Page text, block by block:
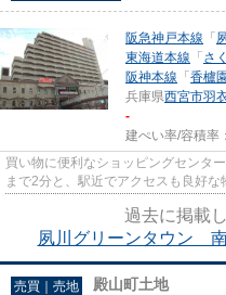
阪急神戸本線 「
東海道本線 「さ
阪神本線 「香櫨
兵庫県西宮市羽
-
建ぺい率/容積率：
買い物に便利なショッピングセンタ
まで2分と、駅近でアクセスも良好な
的な物件です。阪急神戸本線夙...
過去に掲載
夙川グリーンタウン
売買｜売地 殿山町土地